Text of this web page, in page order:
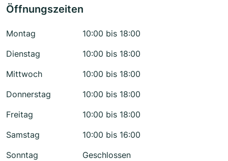
Öffnungszeiten
Montag
10:00 bis 18:00
Dienstag
10:00 bis 18:00
Mittwoch
10:00 bis 18:00
Donnerstag
10:00 bis 18:00
Freitag
10:00 bis 18:00
Samstag
10:00 bis 16:00
Sonntag
Geschlossen